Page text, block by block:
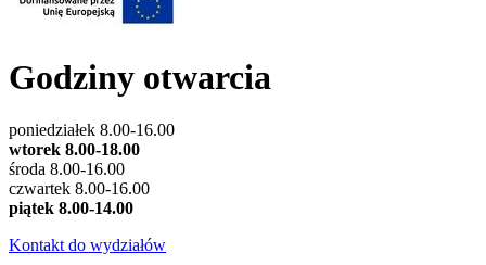
Godziny otwarcia
poniedziałek 8.00-16.00
wtorek 8.00-18.00
środa 8.00-16.00
czwartek 8.00-16.00
piątek 8.00-14.00
Kontakt do wydziałów